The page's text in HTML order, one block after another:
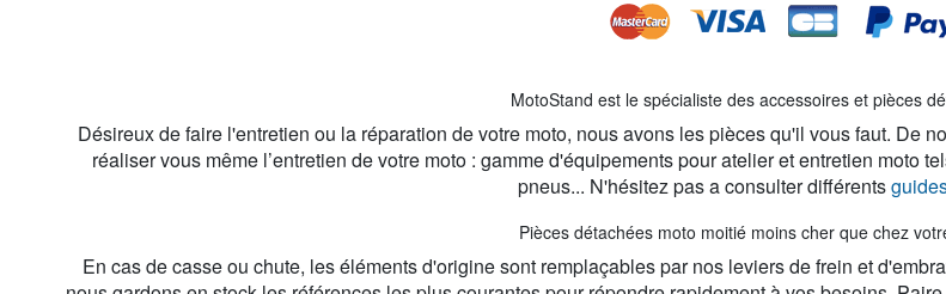
MotoStand est le spécialiste des accessoires et pièces
Désireux de faire l'entretien ou la réparation de votre moto, nous avons les pièces qu'il vous faut. De
réaliser vous même l’entretien de votre moto : gamme d'équipements pour atelier et entretien moto
pneus... N'hésitez pas a consulter différents
Pièces détachées moto moitié moins cher que chez
En cas de casse ou chute, les éléments d'origine sont remplaçables par nos leviers de frein et